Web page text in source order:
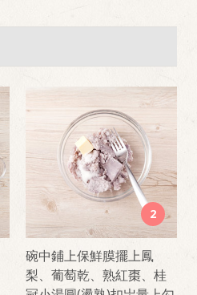
2
碗中鋪上保鮮膜擺上鳳
梨、葡萄乾、熟紅棗、桂